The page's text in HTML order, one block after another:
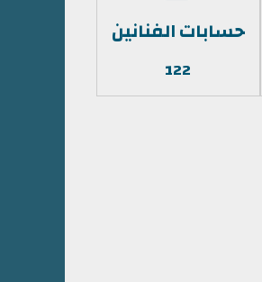
حسابات الفنانين
122